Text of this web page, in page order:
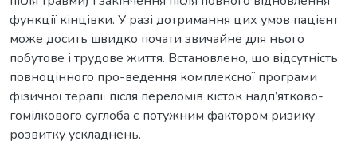
функції кінцівки. У разі дотримання цих умов пацієнт
може досить швидко почати звичайне для нього
побутове і трудове життя. Встановлено, що відсутність
повноцінного про-ведення комплексної програми
фізичної терапії після переломів кісток надп’ятково-
гомілкового суглоба є потужним фактором ризику
розвитку ускладнень.